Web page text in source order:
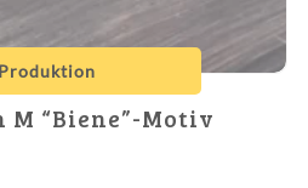
“Biene”-Motiv